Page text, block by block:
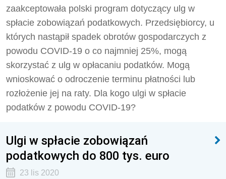
zaakceptowała polski program dotyczący ulg w
spłacie zobowiązań podatkowych. Przedsiębiorcy, u
których nastąpił spadek obrotów gospodarczych z
powodu COVID-19 o co najmniej 25%, mogą
skorzystać z ulg w opłacaniu podatków. Mogą
wnioskować o odroczenie terminu płatności lub
rozłożenie jej na raty. Dla kogo ulgi w spłacie
podatków z powodu COVID-19?
Ulgi w spłacie zobowiązań
podatkowych do 800 tys. euro
23 lis 2020